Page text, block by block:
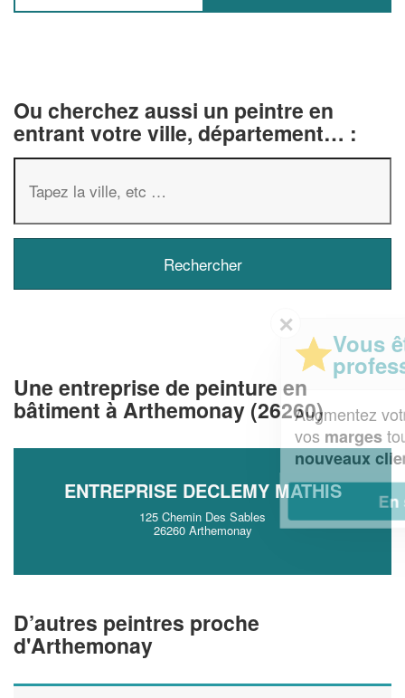
Ou cherchez aussi un peintre en
entrant votre ville, département… :
Une entreprise de peinture en
bâtiment à Arthemonay (26260)
ENTREPRISE DECLEMY MATHIS
125 Chemin Des Sables
26260 Arthemonay
D’autres peintres proche
d'Arthemonay
professionnel ?
Augmentez votre chiffre d'affaireset
tout en gagnant de
En savoir plus